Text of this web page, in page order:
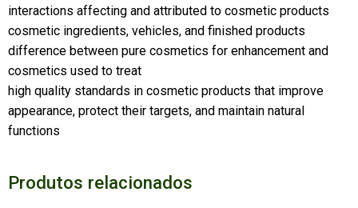
interactions affecting and attributed to cosmetic products
cosmetic ingredients, vehicles, and finished products
difference between pure cosmetics for enhancement and
cosmetics used to treat
high quality standards in cosmetic products that improve
appearance, protect their targets, and maintain natural
functions
Produtos relacionados